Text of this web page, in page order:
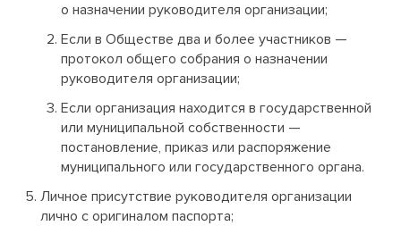
о назначении руководителя организации;
Если в Обществе два и более участников —
протокол общего собрания о назначении
руководителя организации;
Если организация находится в государственной
или муниципальной собственности —
постановление, приказ или распоряжение
муниципального или государственного органа.
Личное присутствие руководителя организации
лично с оригиналом паспорта;